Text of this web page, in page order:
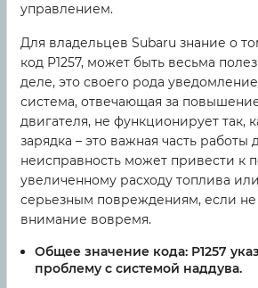
управлением.
Для владельцев Subaru знание о
код P1257, может быть весьма
деле, это своего рода
система, отвечающая за
двигателя, не функционирует так,
зарядка – это важная часть работы
неисправность может привести к
увеличенному расходу топлива
серьезным повреждениям, если не
внимание вовремя.
Общее значение кода: P1257
проблему с системой наддува.